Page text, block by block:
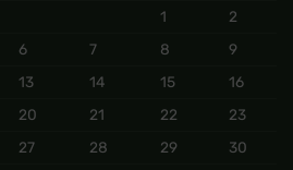
1
2
6 7 8
9
13 14 15
16
20 21 22
23
27 28 29
30